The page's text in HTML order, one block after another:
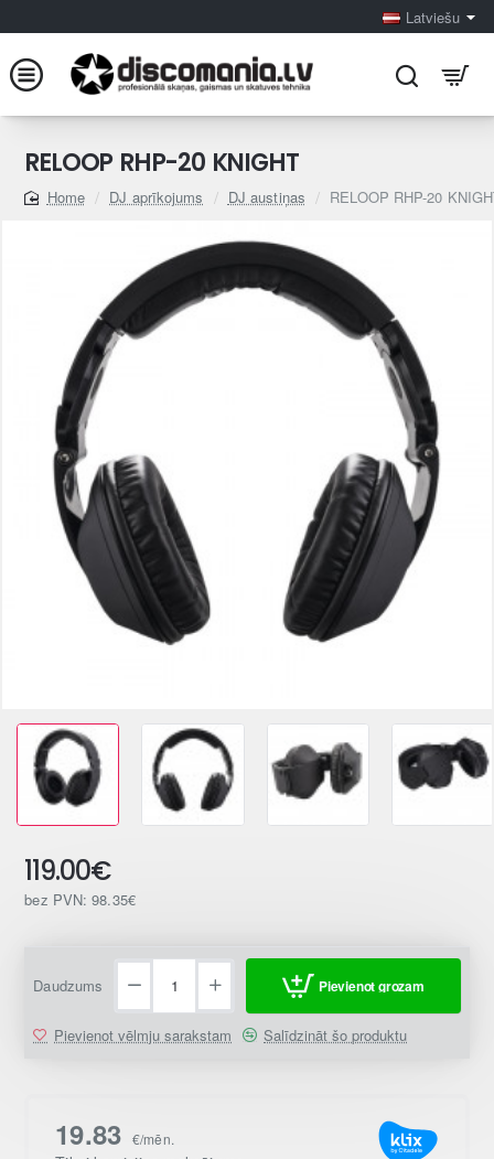
Latviešu
RELOOP RHP-20 KNIGHT
home
DJ aprīkojums DJ austiņas RELOOP RHP-20
119.00€
bez PVN: 98.35€
Daudzums Pievienot grozam
Pievienot vēlmju sarakstam Salīdzināt šo produktu